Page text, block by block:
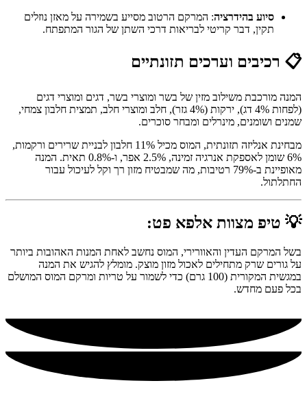
סיוע בהידרציה: המרקם הרטוב מסייע בשמירה על מאזן נוזלים
תקין, דבר קריטי לבריאות דרכי השתן של הגור המתפתח.
📋 רכיבים וערכים תזונתיים
המנה מורכבת משילוב מזין של בשר ומוצרי בשר, דגים ומוצרי דגים
(לפחות 4% דג), ירקות (4% גזר), חלב ומוצרי חלב, תמצית חלבון צמחי,
שמנים ושומנים, מינרלים ומבחר סוכרים.
מבחינת אנליזה תזונתית, המוס מכיל 11% חלבון לבניית שרירים ורקמות,
6% שומן לאספקת אנרגיה זמינה, 2.5% אפר, ו-0.8% תאית. המנה
מאופיינת ב-79% רטיבות, מה שמבטיח מזון רך וקל לעיכול עבור
החתלתול.
💡 טיפ מצוות אלפא פט:
בשל המרקם העדין והאוורירי, המוס נחשב לאחת המנות האהובות ביותר
על גורים שרק מתחילים לאכול מזון מוצק. מומלץ להגיש את המנה
במגשית המקורית (100 גרם) כדי לשמור על טריות ומרקם המוס המושלם
בכל פעם מחדש.